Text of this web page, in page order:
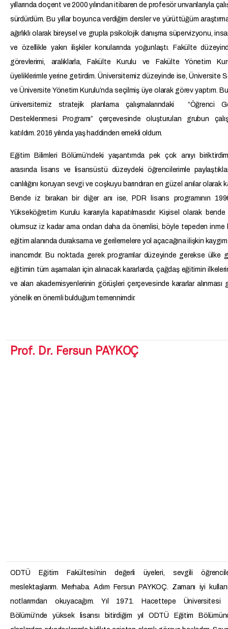
yıllarında doçent ve 2000 yılından itibaren de profesör unvanlarıyla
sürdürdüm. Bu yıllar boyunca verdiğim dersler ve yürüttüğüm
ağırlıklı olarak bireysel ve grupla psikolojik danışma süpervizyonu,
ve özellikle yakın ilişkiler konularında yoğunlaştı. Fakülte
görevlerimi, aralıklarla, Fakülte Kurulu ve Fakülte Yönetim
üyeliklerimle yerine getirdim. Üniversitemiz düzeyinde ise, Üniversite
ve Üniversite Yönetim Kurulu’nda seçilmiş üye olarak görev yaptım.
üniversitemiz stratejik planlama çalışmalarındaki “Öğrenci
Desteklenmesi Programı” çerçevesinde oluşturulan grubun
katıldım. 2016 yılında yaş haddinden emekli oldum.
Eğitim Bilimleri Bölümü’ndeki yaşantımda pek çok anıyı
arasında lisans ve lisansüstü düzeydeki öğrencilerimle
canlılığını koruyan sevgi ve coşkuyu barındıran en güzel anılar olarak
Bende iz bırakan bir diğer anı ise, PDR lisans programının
Yükseköğretim Kurulu kararıyla kapatılmasıdır. Kişisel olarak bende
olumsuz iz kadar ama ondan daha da önemlisi, böyle tepeden inme
eğitim alanında duraksama ve gerilemelere yol açacağına ilişkin
inancımdır. Bu noktada gerek programlar düzeyinde gerekse ülke
eğitimin tüm aşamaları için alınacak kararlarda, çağdaş eğitimin
ve alan akademisyenlerinin görüşleri çerçevesinde kararlar alınması
yönelik en önemli bulduğum temennimdir.
Prof. Dr. Fersun PAYKOÇ
ODTÜ Eğitim Fakültesi’nin değerli üyeleri, sevgili
meslektaşlarım. Merhaba. Adım Fersun PAYKOÇ. Zamanı iyi
notlarımdan okuyacağım. Yıl 1971. Hacettepe Üniversitesi
Bölümü’nde yüksek lisansı bitirdiğim yıl ODTÜ Eğitim